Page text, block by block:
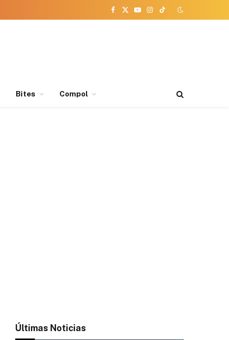
Facebook
X
YouTube
Instagram
TikTok
Bites Compol
Últimas Noticias